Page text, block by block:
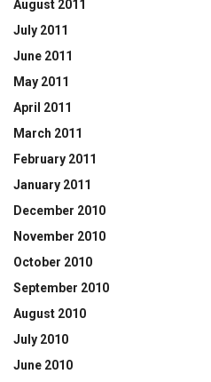
August 2011
July 2011
June 2011
May 2011
April 2011
March 2011
February 2011
January 2011
December 2010
November 2010
October 2010
September 2010
August 2010
July 2010
June 2010